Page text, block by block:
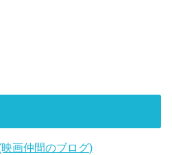
画仲間のブログ)